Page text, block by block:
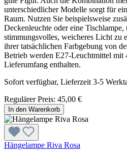
unterschiedlicher Modelle sorgt für
Raum. Nutzen Sie beispielsweise
Deckenleuchte oder eine
stimmungsvolles, weicheres Licht zu
ihrer tatsächlichen Farbgebung von
Betrieb werden E27-Leuchtmittel mit
Lieferumfang enthalten.
Sofort verfügbar, Lieferzeit 3-5
Regulärer Preis: 45,00 €
In den Warenkorb
Hängelampe Riva Rosa